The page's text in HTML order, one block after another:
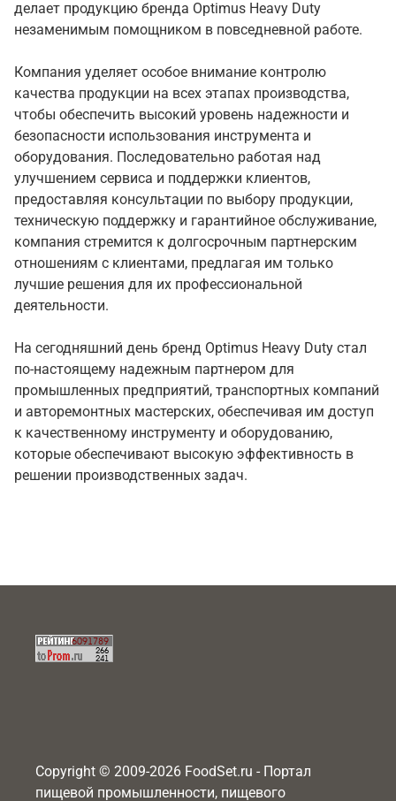
делает продукцию бренда Optimus Heavy Duty
незаменимым помощником в повседневной работе.
Компания уделяет особое внимание контролю
качества продукции на всех этапах производства,
чтобы обеспечить высокий уровень надежности и
безопасности использования инструмента и
оборудования. Последовательно работая над
улучшением сервиса и поддержки клиентов,
предоставляя консультации по выбору продукции,
техническую поддержку и гарантийное обслуживание,
компания стремится к долгосрочным партнерским
отношениям с клиентами, предлагая им только
лучшие решения для их профессиональной
деятельности.
На сегодняшний день бренд Optimus Heavy Duty стал
по-настоящему надежным партнером для
промышленных предприятий, транспортных компаний
и авторемонтных мастерских, обеспечивая им доступ
к качественному инструменту и оборудованию,
которые обеспечивают высокую эффективность в
решении производственных задач.
Copyright © 2009-2026 FoodSet.ru - Портал
пищевой промышленности, пищевого